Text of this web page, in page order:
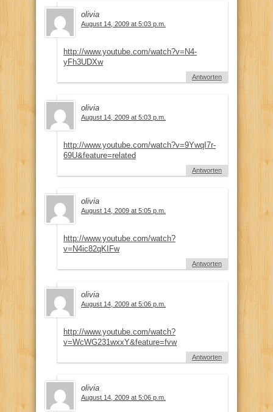
olivia
August 14, 2009 at 5:03 p.m.
http://www.youtube.com/watch?v=N4-
yFh3UDXw
Antworten
olivia
August 14, 2009 at 5:03 p.m.
http://www.youtube.com/watch?v=9YwqI7r-
69U&feature=related
Antworten
olivia
August 14, 2009 at 5:05 p.m.
http://www.youtube.com/watch?
v=N4ic82qKIFw
Antworten
olivia
August 14, 2009 at 5:06 p.m.
http://www.youtube.com/watch?
v=WcWG231wxxY&feature=fvw
Antworten
olivia
August 14, 2009 at 5:06 p.m.